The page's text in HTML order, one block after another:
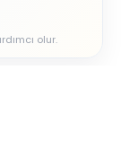
olur.